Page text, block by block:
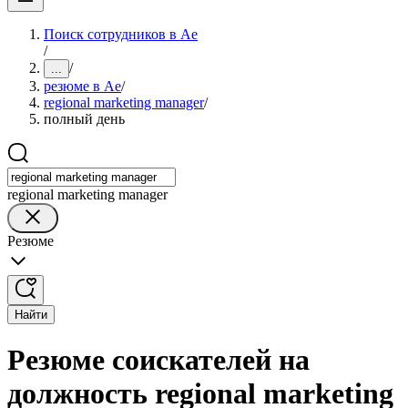
Поиск сотрудников в Ае
/
... /
резюме в Ае/
regional marketing manager/
полный день
regional marketing manager
Резюме
Найти
Резюме соискателей на
должность regional marketing